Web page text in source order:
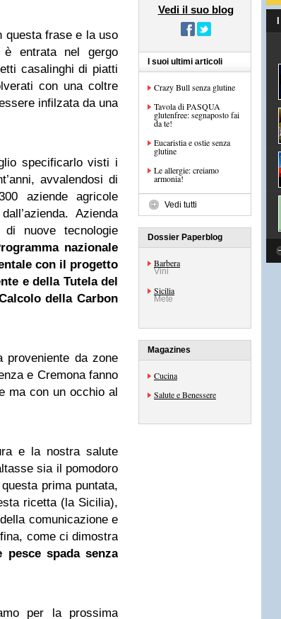
questa frase e la uso
entrata nel gergo
casalinghi di piatti
con una coltre
infilzata da una
specificarlo visti i
avvalendosi di
aziende agricole
Azienda
nuove tecnologie
nazionale
con il progetto
e della Tutela del
della Carbon
proveniente da zone
e Cremona fanno
ma con un occhio al
e la nostra salute
sia il pomodoro
prima puntata,
ricetta (la Sicilia),
comunicazione e
come ci dimostra
pesce spada senza
per la prossima
Vedi il suo blog
I suoi ultimi articoli
Crazy Bull senza glutine
Tavola di PASQUA
glutenfree: segnaposto fai
da te!
Eucaristia e ostie senza
glutine
Le allergie: creiamo
armonia!
Vedi tutti
Dossier Paperblog
Barbera
Vini
Sicilia
Mete
Magazines
Cucina
Salute e Benessere